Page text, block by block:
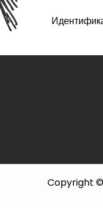
Copyright ©